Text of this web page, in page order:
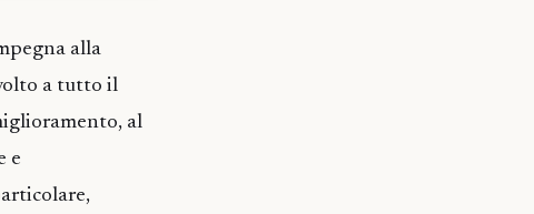
alla
a tutto il
al
e